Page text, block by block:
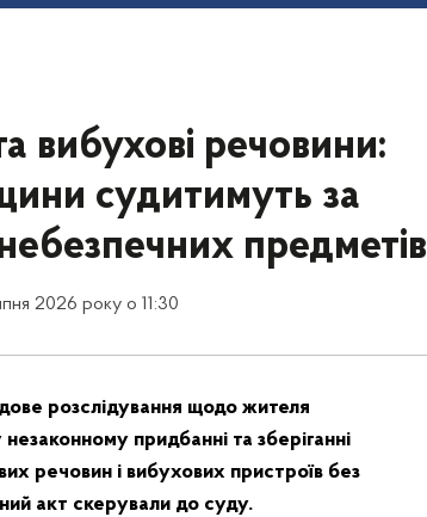
вибухові речовини:
судитимуть за
предметів
2026 року о 11:30
розслідування щодо жителя
придбанні та зберіганні
речовин і вибухових пристроїв без
акт скерували до суду.